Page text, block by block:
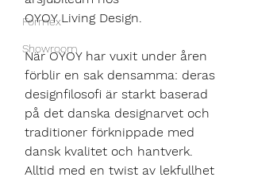
Formex
Showroom
OYOY Living Design.
När OYOY har vuxit under åren
förblir en sak densamma: deras
designfilosofi är starkt baserad
på det danska designarvet och
traditioner förknippade med
dansk kvalitet och hantverk.
Alltid med en twist av lekfullhet